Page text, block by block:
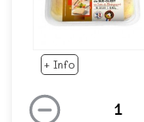
+ Info